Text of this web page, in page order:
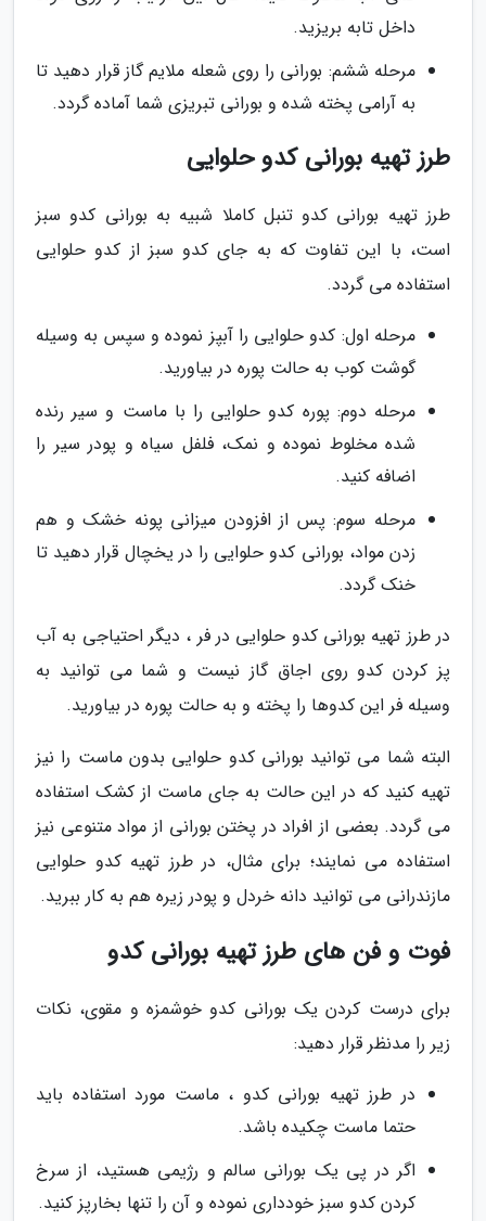
داخل تابه بریزید.
مرحله ششم: بورانی را روی شعله ملایم گاز قرار دهید تا
به آرامی پخته شده و بورانی تبریزی شما آماده گردد.
طرز تهیه بورانی کدو حلوایی
طرز تهیه بورانی کدو تنبل کاملا شبیه به بورانی کدو سبز
است، با این تفاوت که به جای کدو سبز از کدو حلوایی
استفاده می گردد.
مرحله اول: کدو حلوایی را آبپز نموده و سپس به وسیله
گوشت کوب به حالت پوره در بیاورید.
مرحله دوم: پوره کدو حلوایی را با ماست و سیر رنده
شده مخلوط نموده و نمک، فلفل سیاه و پودر سیر را
اضافه کنید.
مرحله سوم: پس از افزودن میزانی پونه خشک و هم
زدن مواد، بورانی کدو حلوایی را در یخچال قرار دهید تا
خنک گردد.
در طرز تهیه بورانی کدو حلوایی در فر ، دیگر احتیاجی به آب
پز کردن کدو روی اجاق گاز نیست و شما می توانید به
وسیله فر این کدوها را پخته و به حالت پوره در بیاورید.
البته شما می توانید بورانی کدو حلوایی بدون ماست را نیز
تهیه کنید که در این حالت به جای ماست از کشک استفاده
می گردد. بعضی از افراد در پختن بورانی از مواد متنوعی نیز
استفاده می نمایند؛ برای مثال، در طرز تهیه کدو حلوایی
مازندرانی می توانید دانه خردل و پودر زیره هم به کار ببرید.
فوت و فن های طرز تهیه بورانی کدو
برای درست کردن یک بورانی کدو خوشمزه و مقوی، نکات
زیر را مدنظر قرار دهید:
در طرز تهیه بورانی کدو ، ماست مورد استفاده باید
حتما ماست چکیده باشد.
اگر در پی یک بورانی سالم و رژیمی هستید، از سرخ
کردن کدو سبز خودداری نموده و آن را تنها بخارپز کنید.